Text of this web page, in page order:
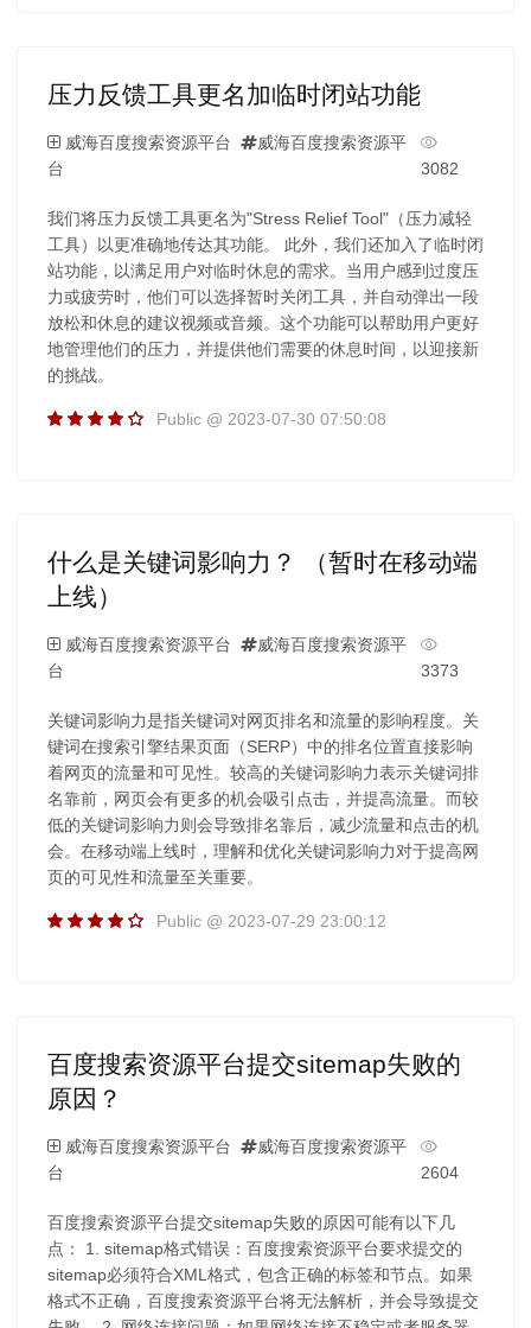
压力反馈工具更名加临时闭站功能
威海百度搜索资源平台
威海百度搜索资源平
台
3082
我们将压力反馈工具更名为"Stress Relief Tool"（压力减轻
工具）以更准确地传达其功能。 此外，我们还加入了临时闭
站功能，以满足用户对临时休息的需求。当用户感到过度压
力或疲劳时，他们可以选择暂时关闭工具，并自动弹出一段
放松和休息的建议视频或音频。这个功能可以帮助用户更好
地管理他们的压力，并提供他们需要的休息时间，以迎接新
的挑战。
Public @ 2023-07-30 07:50:08
什么是关键词影响力？ （暂时在移动端
上线）
威海百度搜索资源平台
威海百度搜索资源平
台
3373
关键词影响力是指关键词对网页排名和流量的影响程度。关
键词在搜索引擎结果页面（SERP）中的排名位置直接影响
着网页的流量和可见性。较高的关键词影响力表示关键词排
名靠前，网页会有更多的机会吸引点击，并提高流量。而较
低的关键词影响力则会导致排名靠后，减少流量和点击的机
会。在移动端上线时，理解和优化关键词影响力对于提高网
页的可见性和流量至关重要。
Public @ 2023-07-29 23:00:12
百度搜索资源平台提交sitemap失败的
原因？
威海百度搜索资源平台
威海百度搜索资源平
台
2604
百度搜索资源平台提交sitemap失败的原因可能有以下几
点： 1. sitemap格式错误：百度搜索资源平台要求提交的
sitemap必须符合XML格式，包含正确的标签和节点。如果
格式不正确，百度搜索资源平台将无法解析，并会导致提交